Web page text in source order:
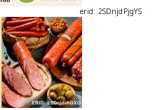
erid: 2SDnjdvhGXG